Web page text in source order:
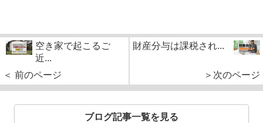
空き家で起こるご
近...
＜ 前のページ
財産分与は課税され...
＞次のページ
ブログ記事一覧を見る